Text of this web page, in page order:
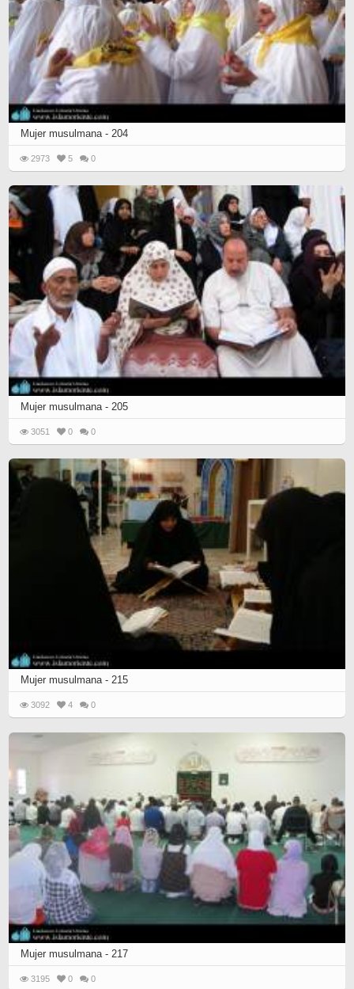
Mujer musulmana - 204
2973 5 0
Mujer musulmana - 205
3051 0 0
Mujer musulmana - 215
3092 4 0
Mujer musulmana - 217
3195 0 0